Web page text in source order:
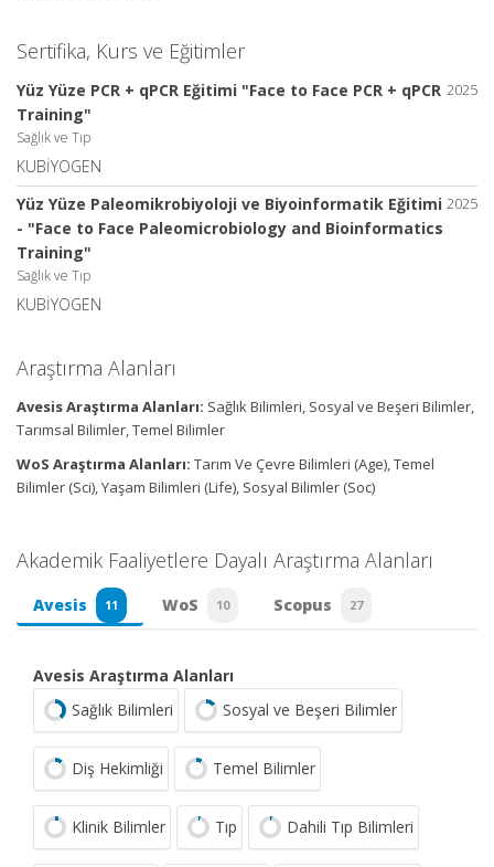
Sertifika, Kurs ve Eğitimler
2025
Yüz Yüze PCR + qPCR Eğitimi "Face to Face PCR + qPCR
Training"
Sağlık ve Tıp
KUBİYOGEN
2025
Yüz Yüze Paleomikrobiyoloji ve Biyoinformatik Eğitimi
- "Face to Face Paleomicrobiology and Bioinformatics
Training"
Sağlık ve Tıp
KUBİYOGEN
Araştırma Alanları
Avesis Araştırma Alanları: Sağlık Bilimleri, Sosyal ve Beşeri Bilimler,
Tarımsal Bilimler, Temel Bilimler
WoS Araştırma Alanları: Tarım Ve Çevre Bilimleri (Age), Temel
Bilimler (Sci), Yaşam Bilimleri (Life), Sosyal Bilimler (Soc)
Akademik Faaliyetlere Dayalı Araştırma Alanları
Avesis 11 WoS 10 Scopus 27
Avesis Araştırma Alanları
Sağlık Bilimleri
Sosyal ve Beşeri Bilimler
Diş Hekimliği Temel Bilimler
Klinik Bilimler Tıp Dahili Tıp Bilimleri